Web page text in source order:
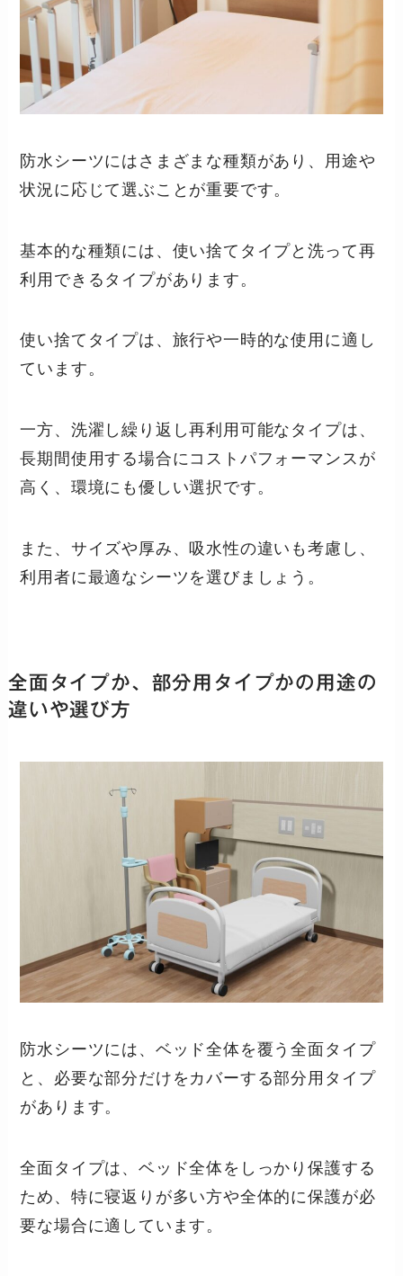
防水シーツにはさまざまな種類があり、用途や
状況に応じて選ぶことが重要です。
基本的な種類には、使い捨てタイプと洗って再
利用できるタイプがあります。
使い捨てタイプは、旅行や一時的な使用に適し
ています。
一方、洗濯し繰り返し再利用可能なタイプは、
長期間使用する場合にコストパフォーマンスが
高く、環境にも優しい選択です。
また、サイズや厚み、吸水性の違いも考慮し、
利用者に最適なシーツを選びましょう。
全面タイプか、部分用タイプかの用途の
違いや選び方
防水シーツには、ベッド全体を覆う全面タイプ
と、必要な部分だけをカバーする部分用タイプ
があります。
全面タイプは、ベッド全体をしっかり保護する
ため、特に寝返りが多い方や全体的に保護が必
要な場合に適しています。